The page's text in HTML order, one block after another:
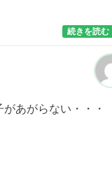
続きを読む
あがらない・・・